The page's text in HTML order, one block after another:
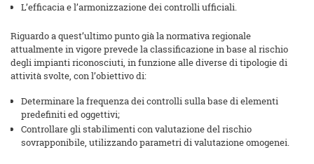
L’efficacia e l’armonizzazione dei controlli ufficiali.
Riguardo a quest’ultimo punto già la normativa regionale
attualmente in vigore prevede la classificazione in base al rischio
degli impianti riconosciuti, in funzione alle diverse di tipologie di
attività svolte, con l’obiettivo di:
Determinare la frequenza dei controlli sulla base di elementi
predefiniti ed oggettivi;
Controllare gli stabilimenti con valutazione del rischio
sovrapponibile, utilizzando parametri di valutazione omogenei.